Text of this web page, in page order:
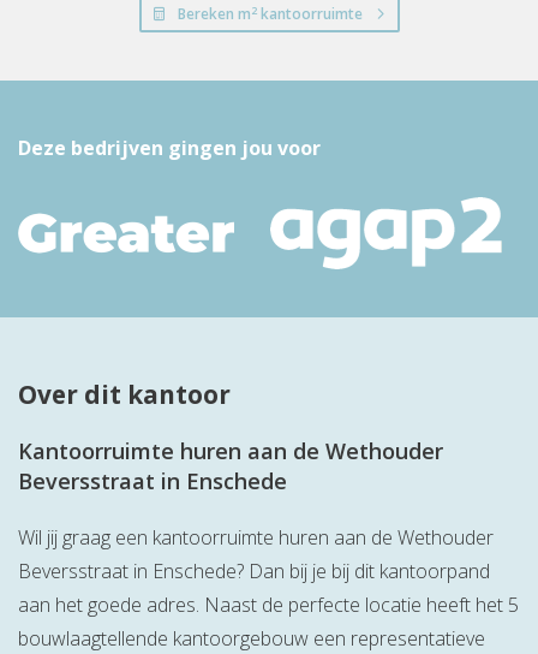
Bereken m2kantoorruimte
Deze bedrijven gingen jou voor
Over dit kantoor
Kantoorruimte huren aan de Wethouder
Beversstraat in Enschede
Wil jij graag een kantoorruimte huren aan de Wethouder
Beversstraat in Enschede? Dan bij je bij dit kantoorpand
aan het goede adres. Naast de perfecte locatie heeft het 5
bouwlaagtellende kantoorgebouw een representatieve